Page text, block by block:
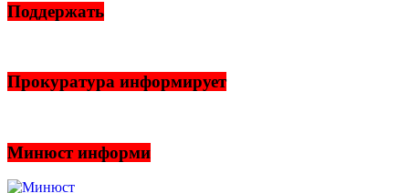
Поддержать
Прокуратура информирует
Минюст информи